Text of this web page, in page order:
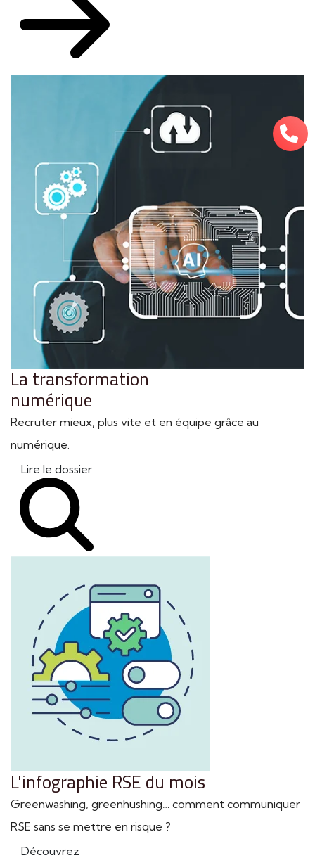
La transformation
numérique
Recruter mieux, plus vite et en équipe grâce au
numérique.
Lire le dossier
L'infographie RSE du mois
Greenwashing, greenhushing… comment communiquer
RSE sans se mettre en risque ?
Découvrez